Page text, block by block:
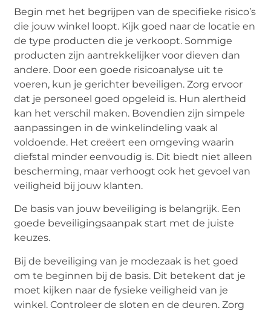
Begin met het begrijpen van de specifieke risico’s
die jouw winkel loopt. Kijk goed naar de locatie en
de type producten die je verkoopt. Sommige
producten zijn aantrekkelijker voor dieven dan
andere. Door een goede risicoanalyse uit te
voeren, kun je gerichter beveiligen. Zorg ervoor
dat je personeel goed opgeleid is. Hun alertheid
kan het verschil maken. Bovendien zijn simpele
aanpassingen in de winkelindeling vaak al
voldoende. Het creëert een omgeving waarin
diefstal minder eenvoudig is. Dit biedt niet alleen
bescherming, maar verhoogt ook het gevoel van
veiligheid bij jouw klanten.
De basis van jouw beveiliging is belangrijk. Een
goede beveiligingsaanpak start met de juiste
keuzes.
Bij de beveiliging van je modezaak is het goed
om te beginnen bij de basis. Dit betekent dat je
moet kijken naar de fysieke veiligheid van je
winkel. Controleer de sloten en de deuren. Zorg